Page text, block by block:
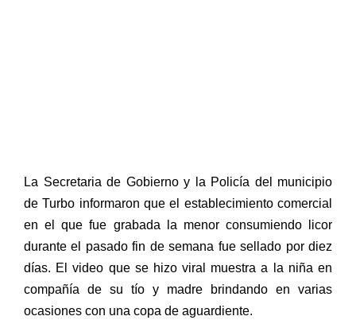
La Secretaria de Gobierno y la Policía del municipio
de Turbo informaron que el establecimiento comercial
en el que fue grabada la menor consumiendo licor
durante el pasado fin de semana fue sellado por diez
días. El video que se hizo viral muestra a la niña en
compañía de su tío y madre brindando en varias
ocasiones con una copa de aguardiente.